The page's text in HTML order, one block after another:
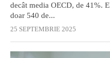
decât media OECD, de 41%.
doar 540 de...
25 SEPTEMBRIE 2025